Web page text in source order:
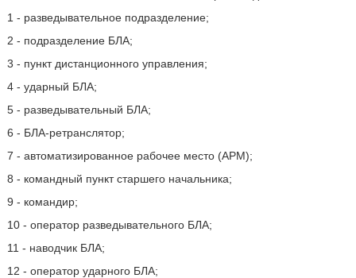
1 - разведывательное подразделение;
2 - подразделение БЛА;
3 - пункт дистанционного управления;
4 - ударный БЛА;
5 - разведывательный БЛА;
6 - БЛА-ретранслятор;
7 - автоматизированное рабочее место (АРМ);
8 - командный пункт старшего начальника;
9 - командир;
10 - оператор разведывательного БЛА;
11 - наводчик БЛА;
12 - оператор ударного БЛА;